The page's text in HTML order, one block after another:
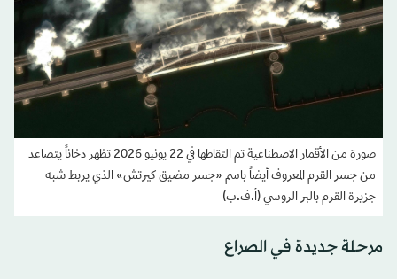
صورة من الأقمار الاصطناعية تم التقاطها في 22 يونيو 2026 تظهر دخاناً يتصاعد
من جسر القرم المعروف أيضاً باسم «جسر مضيق كيرتش» الذي يربط شبه
جزيرة القرم بالبر الروسي (أ.ف.ب)
مرحلة جديدة في الصراع